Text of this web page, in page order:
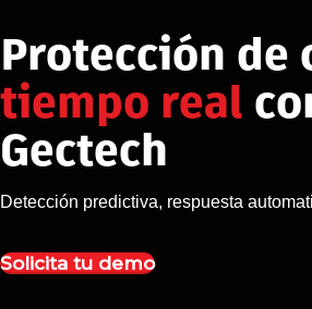
Protección de
tiempo real
Gectech
Detección predictiva, respuesta
Solicita tu demo